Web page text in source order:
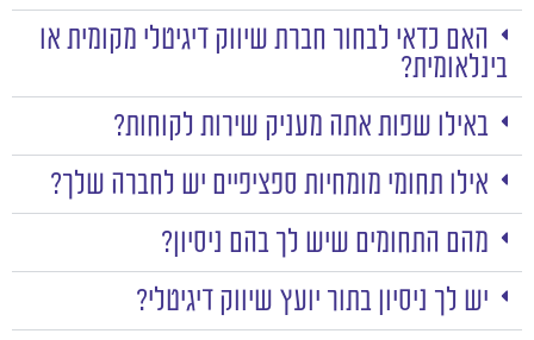
האם כדאי לבחור חברת שיווק דיגיטלי מקומית או
בינלאומית?
באילו שפות אתה מעניק שירות לקוחות?
אילו תחומי מומחיות ספציפיים יש לחברה שלך?
מהם התחומים שיש לך בהם ניסיון?
יש לך ניסיון בתור יועץ שיווק דיגיטלי?